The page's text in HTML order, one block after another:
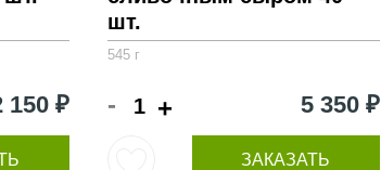
150 ₽
шт.
545 г
- + 5 350 ₽
ЗАКАЗАТЬ